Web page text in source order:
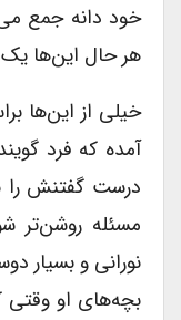
خود دانه جمع
هر حال این‌ها یک
خیلی از این‌ها
آمده که فرد
درست گفتنش را
مسئله روشن‌تر
نورانی و بسیار
بچه‌های او وقتی